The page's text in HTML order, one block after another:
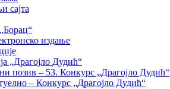
сајта
издање
„Драгојло Дудић“
позив – 53. Конкурс „Драгојло Дудић“
– Конкурс „Драгојло Дудић“